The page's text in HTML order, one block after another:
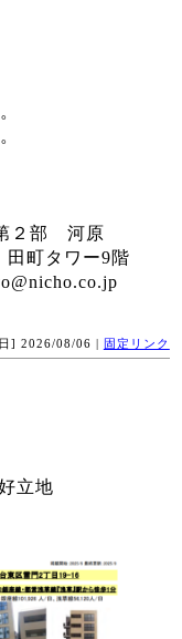
２部 河原
町タワー9階
] 2026/08/06 | 固定リンク
立地